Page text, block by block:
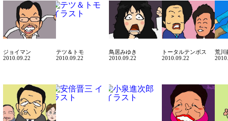
ジョイマン
2010.09.22
テツ＆トモ
2010.09.22
鳥居みゆき
2010.09.22
トータルテンボス
2010.09.22
荒川